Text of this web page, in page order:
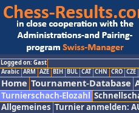
Logged on: Gast
Arabic ARM AZE BIH BUL CAT CHN CRO CZE
Home Tournament-Database
Turnierschach-Elozahl
Allgemeines Turnier anmelden: